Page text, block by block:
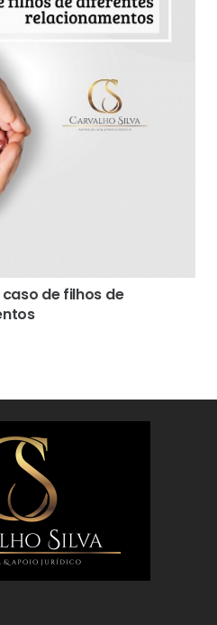
de filhos de